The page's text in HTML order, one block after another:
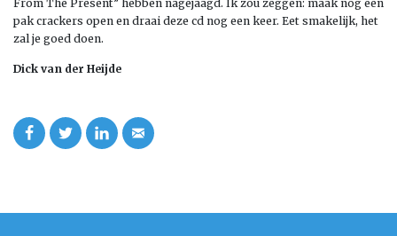
From The Present” hebben nagejaagd. Ik zou zeggen: maak nog een
pak crackers open en draai deze cd nog een keer. Eet smakelijk, het
zal je goed doen.
Dick van der Heijde